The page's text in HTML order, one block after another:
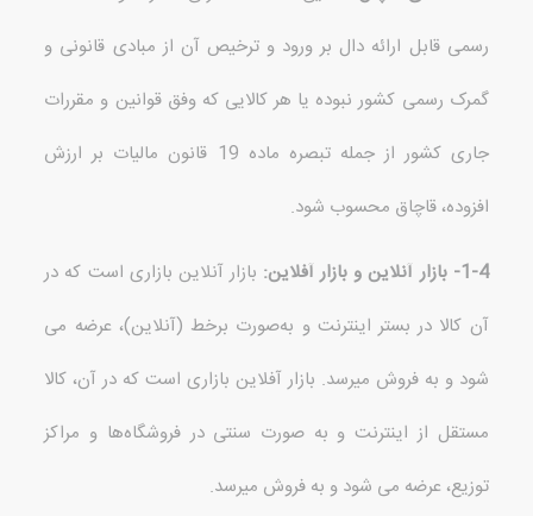
رسمی قابل ارائه دال بر ورود و ترخیص آن از مبادی قانونی و
گمرک رسمی کشور نبوده یا هر کالایی که وفق قوانین و مقررات
جاری کشور از جمله تبصره ماده 19 قانون مالیات بر ارزش
افزوده، قاچاق محسوب شود.
1-4- بازار آنلاین و بازار آفلاین: بازار آنلاین بازاری است که در
آن کالا در بستر اینترنت و به‌صورت برخط (آنلاین)، عرضه می
شود و به فروش میرسد. بازار آفلاین بازاری است که در آن، کالا
مستقل از اینترنت و به‌ صورت سنتی در فروشگاه‌ها و مراکز
توزیع، عرضه می شود و به فروش میرسد.